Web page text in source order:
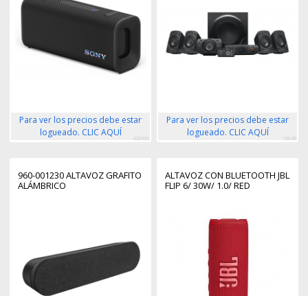
Para ver los precios debe estar
logueado. CLIC AQUÍ
420600
Para ver los precios debe estar
logueado. CLIC AQUÍ
10049
960-001230 ALTAVOZ GRAFITO
ALÁMBRICO
ALTAVOZ CON BLUETOOTH JBL
FLIP 6/ 30W/ 1.0/ RED